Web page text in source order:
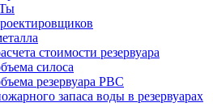
стоимости резервуара
силоса
резервуара РВС
запаса воды в резервуарах